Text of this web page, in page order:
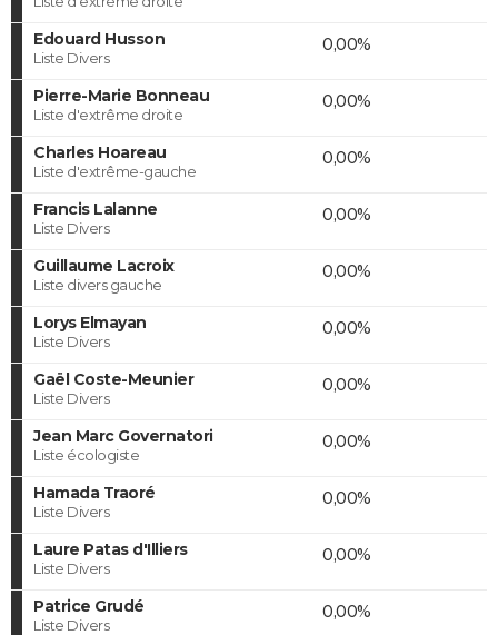
Edouard Husson
Liste Divers
0,00%
Pierre-Marie Bonneau
Liste d'extrême droite
0,00%
Charles Hoareau
Liste d'extrême-gauche
0,00%
Francis Lalanne
Liste Divers
0,00%
Guillaume Lacroix
Liste divers gauche
0,00%
Lorys Elmayan
Liste Divers
0,00%
Gaël Coste-Meunier
Liste Divers
0,00%
Jean Marc Governatori
Liste écologiste
0,00%
Hamada Traoré
Liste Divers
0,00%
Laure Patas d'Illiers
Liste Divers
0,00%
Patrice Grudé
Liste Divers
0,00%